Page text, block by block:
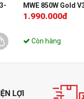
là bạn chỉ kết nối
MWE 850W Gold
ATX 3.1 (MPE-
1.990.000đ
Còn hàng
LỢI